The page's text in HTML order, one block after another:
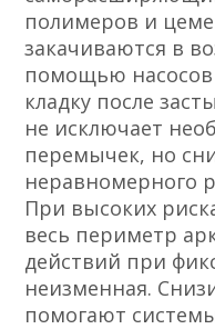
полимеров и
закачиваются в
помощью
кладку после
не исключает
перемычек, но
неравномерного
При высоких
весь периметр
действий при
неизменная.
помогают